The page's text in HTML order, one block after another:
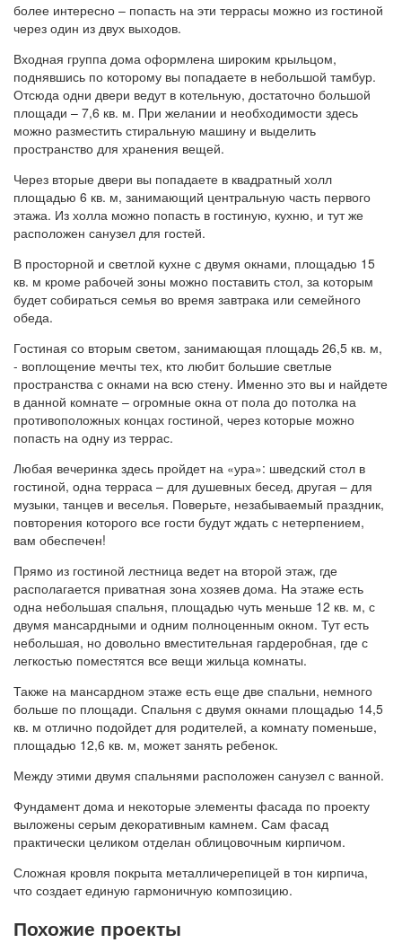
более интересно – попасть на эти террасы можно из гостиной
через один из двух выходов.
Входная группа дома оформлена широким крыльцом,
поднявшись по которому вы попадаете в небольшой тамбур.
Отсюда одни двери ведут в котельную, достаточно большой
площади – 7,6 кв. м. При желании и необходимости здесь
можно разместить стиральную машину и выделить
пространство для хранения вещей.
Через вторые двери вы попадаете в квадратный холл
площадью 6 кв. м, занимающий центральную часть первого
этажа. Из холла можно попасть в гостиную, кухню, и тут же
расположен санузел для гостей.
В просторной и светлой кухне с двумя окнами, площадью 15
кв. м кроме рабочей зоны можно поставить стол, за которым
будет собираться семья во время завтрака или семейного
обеда.
Гостиная со вторым светом, занимающая площадь 26,5 кв. м,
- воплощение мечты тех, кто любит большие светлые
пространства с окнами на всю стену. Именно это вы и найдете
в данной комнате – огромные окна от пола до потолка на
противоположных концах гостиной, через которые можно
попасть на одну из террас.
Любая вечеринка здесь пройдет на «ура»: шведский стол в
гостиной, одна терраса – для душевных бесед, другая – для
музыки, танцев и веселья. Поверьте, незабываемый праздник,
повторения которого все гости будут ждать с нетерпением,
вам обеспечен!
Прямо из гостиной лестница ведет на второй этаж, где
располагается приватная зона хозяев дома. На этаже есть
одна небольшая спальня, площадью чуть меньше 12 кв. м, с
двумя мансардными и одним полноценным окном. Тут есть
небольшая, но довольно вместительная гардеробная, где с
легкостью поместятся все вещи жильца комнаты.
Также на мансардном этаже есть еще две спальни, немного
больше по площади. Спальня с двумя окнами площадью 14,5
кв. м отлично подойдет для родителей, а комнату поменьше,
площадью 12,6 кв. м, может занять ребенок.
Между этими двумя спальнями расположен санузел с ванной.
Фундамент дома и некоторые элементы фасада по проекту
выложены серым декоративным камнем. Сам фасад
практически целиком отделан облицовочным кирпичом.
Сложная кровля покрыта металличерепицей в тон кирпича,
что создает единую гармоничную композицию.
Похожие проекты